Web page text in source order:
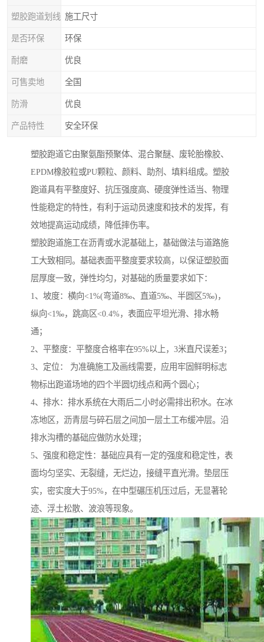
塑胶跑道划线 施工尺寸
是否环保 环保
耐磨 优良
可售卖地 全国
防滑 优良
产品特性 安全环保
塑胶跑道它由聚氨酯预聚体、混合聚醚、废轮胎橡胶、
EPDM橡胶粒或PU颗粒、颜料、助剂、填料组成。塑胶
跑道具有平整度好、抗压强度高、硬度弹性适当、物理
性能稳定的特性，有利于运动员速度和技术的发挥，有
效地提高运动成绩，降低摔伤率。
塑胶跑道施工在沥青或水泥基础上，基础做法与道路施
工大致相同。基础表面平整度要求较高，以保证塑胶面
层厚度一致，弹性均匀，对基础的质量要求如下：
1、坡度：横向<1%(弯道8‰、直道5‰、半圆区5‰)，
纵向<1‰，跳高区<0.4%，表面应平坦光滑、排水畅
通；
2、平整度：平整度合格率在95%以上，3米直尺误差3；
3、定位： 为准确施工及画线需要，应用牢固鲜明标志
物标出跑道场地的四个半圆切线点和两个圆心；
4、排水：排水系统在大雨后二小时必需排出积水。在冰
冻地区，沥青层与碎石层之间加一层土工布缓冲层。沿
排水沟槽的基础应做防水处理；
5、强度和稳定性：基础应具有一定的强度和稳定性，表
面均匀坚实、无裂缝，无烂边，接缝平直光滑。垫层压
实，密实度大于95%，在中型碾压机压过后，无显著轮
迹、浮土松散、波浪等现象。